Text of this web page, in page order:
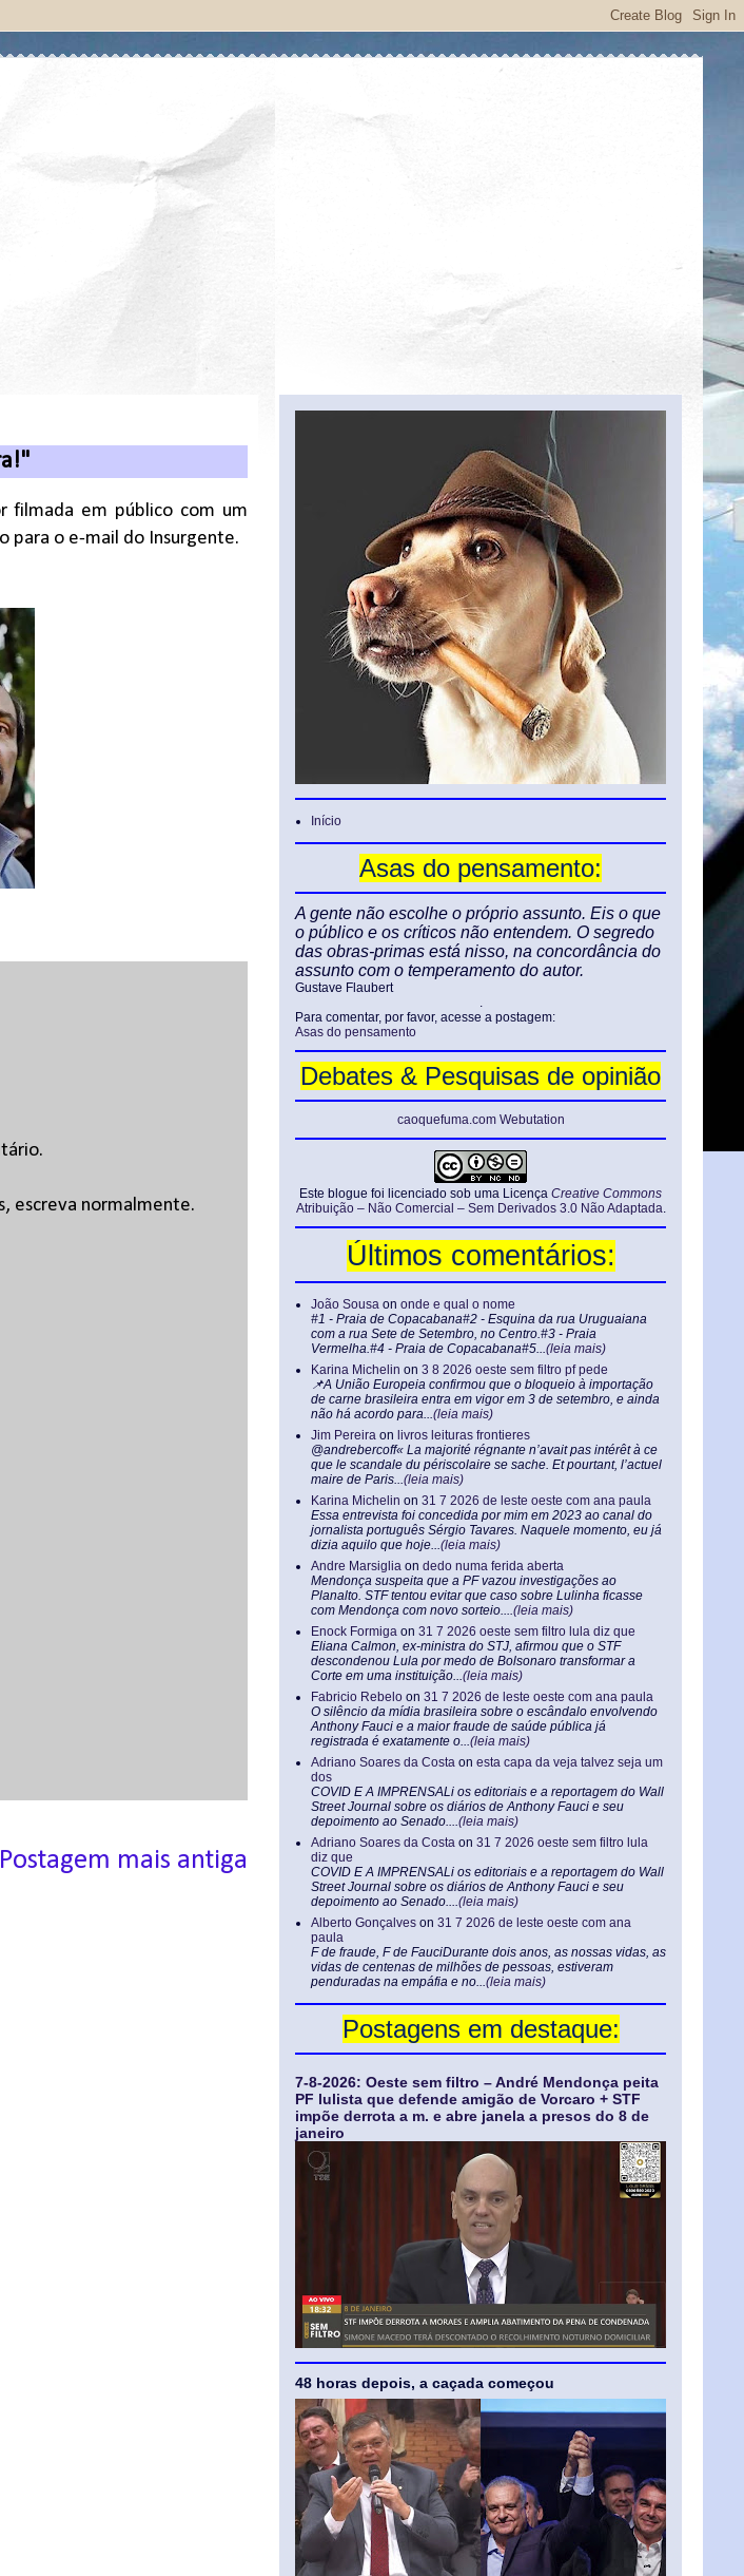
filmada em público com um
para o e-mail do Insurgente.
escreva normalmente.
Postagem mais antiga
Início
Asas do pensamento:
A gente não escolhe o próprio assunto. Eis o que
o público e os críticos não entendem. O segredo
das obras-primas está nisso, na concordância do
assunto com o temperamento do autor.
Gustave Flaubert
.
Para comentar, por favor, acesse a postagem:
Asas do pensamento
Debates & Pesquisas de opinião
caoquefuma.com Webutation
Este blogue foi licenciado sob uma Licença Creative Commons
Atribuição – Não Comercial – Sem Derivados 3.0 Não Adaptada.
Últimos comentários:
João Sousa on onde e qual o nome
#1 - Praia de Copacabana#2 - Esquina da rua Uruguaiana
com a rua Sete de Setembro, no Centro.#3 - Praia
Vermelha.#4 - Praia de Copacabana#5...(leia mais)
Karina Michelin on 3 8 2026 oeste sem filtro pf pede
📌A União Europeia confirmou que o bloqueio à importação
de carne brasileira entra em vigor em 3 de setembro, e ainda
não há acordo para...(leia mais)
Jim Pereira on livros leituras frontieres
@andrebercoff« La majorité régnante n’avait pas intérêt à ce
que le scandale du périscolaire se sache. Et pourtant, l’actuel
maire de Paris...(leia mais)
Karina Michelin on 31 7 2026 de leste oeste com ana paula
Essa entrevista foi concedida por mim em 2023 ao canal do
jornalista português Sérgio Tavares. Naquele momento, eu já
dizia aquilo que hoje...(leia mais)
Andre Marsiglia on dedo numa ferida aberta
Mendonça suspeita que a PF vazou investigações ao
Planalto. STF tentou evitar que caso sobre Lulinha ficasse
com Mendonça com novo sorteio....(leia mais)
Enock Formiga on 31 7 2026 oeste sem filtro lula diz que
Eliana Calmon, ex-ministra do STJ, afirmou que o STF
descondenou Lula por medo de Bolsonaro transformar a
Corte em uma instituição...(leia mais)
Fabricio Rebelo on 31 7 2026 de leste oeste com ana paula
O silêncio da mídia brasileira sobre o escândalo envolvendo
Anthony Fauci e a maior fraude de saúde pública já
registrada é exatamente o...(leia mais)
Adriano Soares da Costa on esta capa da veja talvez seja um
dos
COVID E A IMPRENSALi os editoriais e a reportagem do Wall
Street Journal sobre os diários de Anthony Fauci e seu
depoimento ao Senado....(leia mais)
Adriano Soares da Costa on 31 7 2026 oeste sem filtro lula
diz que
COVID E A IMPRENSALi os editoriais e a reportagem do Wall
Street Journal sobre os diários de Anthony Fauci e seu
depoimento ao Senado....(leia mais)
Alberto Gonçalves on 31 7 2026 de leste oeste com ana
paula
F de fraude, F de FauciDurante dois anos, as nossas vidas, as
vidas de centenas de milhões de pessoas, estiveram
penduradas na empáfia e no...(leia mais)
Postagens em destaque:
7-8-2026: Oeste sem filtro – André Mendonça peita
PF lulista que defende amigão de Vorcaro + STF
impõe derrota a m. e abre janela a presos do 8 de
janeiro
48 horas depois, a caçada começou